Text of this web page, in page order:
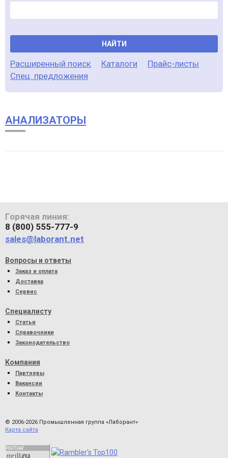
НАЙТИ
Расширенный поиск Каталоги
Прайс-листы
Спец. предложения
АНАЛИЗАТОРЫ
Горячая линия:
8 (800) 555-777-9
sales@laborant.net
Вопросы и ответы
Заказ и оплата
Доставка
Сервис
Специалисту
Статьи
Справочники
Законодательство
Компания
Партнеры
Вакансии
Контакты
© 2006-2026 Промышленная группа «Лаборант»
Карта сайта